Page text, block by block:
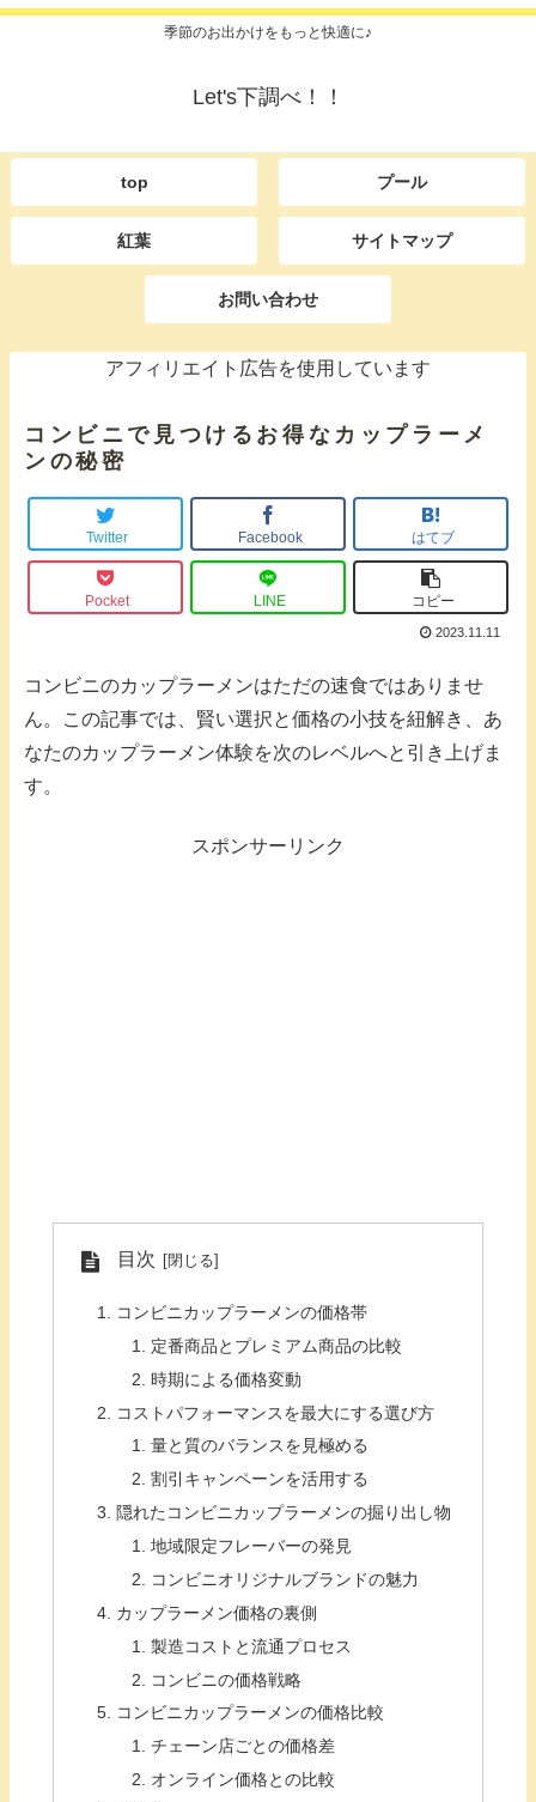
季節のお出かけをもっと快適に♪
Let's下調べ！！
top プール
紅葉 サイトマップ
お問い合わせ
アフィリエイト広告を使用しています
コンビニで見つけるお得なカップラーメ
ンの秘密
Twitter Facebook はてブ
Pocket LINE コピー
2023.11.11
コンビニのカップラーメンはただの速食ではありませ
ん。この記事では、賢い選択と価格の小技を紐解き、あ
なたのカップラーメン体験を次のレベルへと引き上げま
す。
スポンサーリンク
目次
コンビニカップラーメンの価格帯
定番商品とプレミアム商品の比較
時期による価格変動
コストパフォーマンスを最大にする選び方
量と質のバランスを見極める
割引キャンペーンを活用する
隠れたコンビニカップラーメンの掘り出し物
地域限定フレーバーの発見
コンビニオリジナルブランドの魅力
カップラーメン価格の裏側
製造コストと流通プロセス
コンビニの価格戦略
コンビニカップラーメンの価格比較
チェーン店ごとの価格差
オンライン価格との比較